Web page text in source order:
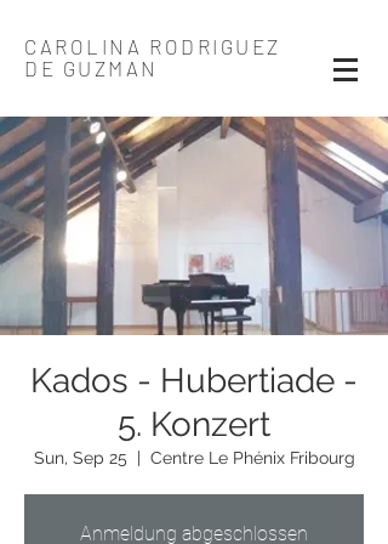
CAROLINA RODRIGUEZ
DE GUZMAN
Kados - Hubertiade -
5. Konzert
Sun, Sep 25
  |
Centre Le Phénix Fribourg
Anmeldung abgeschlossen